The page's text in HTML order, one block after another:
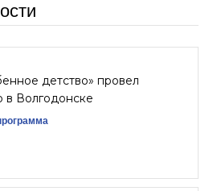
детство» провел
в Волгодонске